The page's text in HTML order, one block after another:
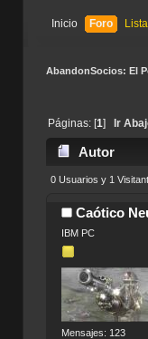
Inicio Foro
AbandonSocios: El
Páginas: [1] Ir
Autor
0 Usuarios y 1
Caótico
IBM PC
Mensajes: 123